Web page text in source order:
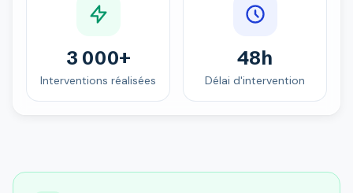
3 000+
Interventions réalisées
48h
Délai d'intervention